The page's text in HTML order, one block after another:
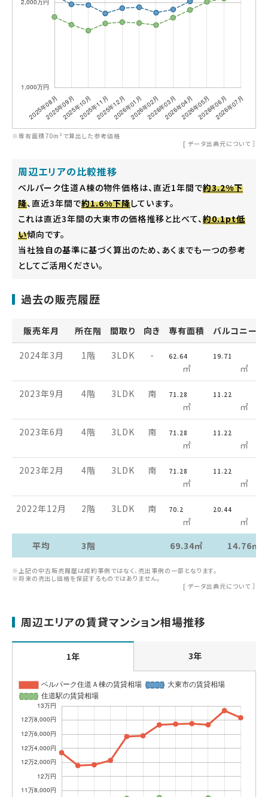
※専有面積70m²で算出した参考価格
[ データ出典元について ］
周辺エリアの比較推移
ベルパーク住道Ａ棟の物件価格は、直近1年間で約3.2%下
降、直近3年間で約1.6%下降しています。
これは直近3年間の大東市の価格推移と比べて、 約0.1pt低
い傾向です。
当社独自の基準に基づく算出のため、あくまでも一つの参考
としてご活用ください。
過去の販売履歴
販売年月 所在階 間取り 向き 専有面積 バルコニー
2024年3月 1階 3LDK - 62.64
㎡
19.71
㎡
2023年9月 4階 3LDK 南 71.28
㎡
11.22
㎡
2023年6月 4階 3LDK 南 71.28
㎡
11.22
㎡
2023年2月 4階 3LDK 南 71.28
㎡
11.22
㎡
2022年12月 2階 3LDK 南 70.2
㎡
20.44
㎡
平均
3階 69.34㎡ 14.76㎡
※上記の中古販売履歴は成約事例ではなく、売出事例の一部となります。
※将来の売出し価格を保証するものではありません。
[ データ出典元について ］
周辺エリアの賃貸マンション相場推移
1年 3年